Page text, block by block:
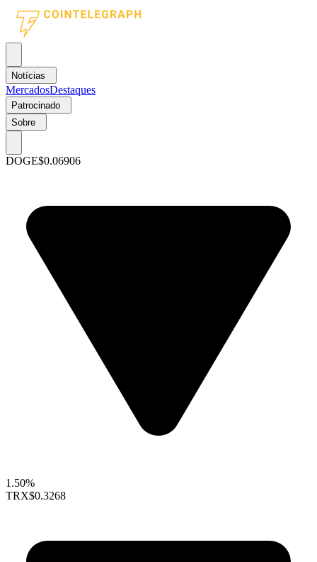
Notícias
MercadosDestaques
Patrocinado
Sobre
DOGE$0.06906
1.50%
TRX$0.3268